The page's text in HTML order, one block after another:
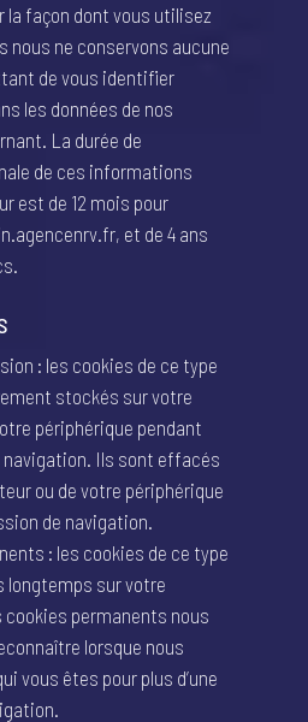
la façon dont vous utilisez
nous ne conservons aucune
de vous identifier
les données de nos
La durée de
de ces informations
est de 12 mois pour
et de 4 ans
: les cookies de ce type
stockés sur votre
périphérique pendant
navigation. Ils sont effacés
ou de votre périphérique
de navigation.
: les cookies de ce type
longtemps sur votre
permanents nous
lorsque nous
vous êtes pour plus d’une